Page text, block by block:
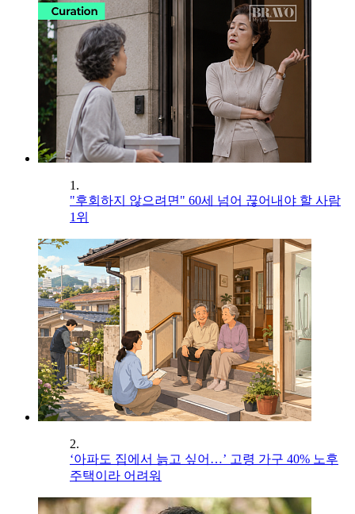
1.
"후회하지 않으려면" 60세 넘어 끊어내야 할 사람
1위
2.
‘아파도 집에서 늙고 싶어…’ 고령 가구 40% 노후
주택이라 어려워